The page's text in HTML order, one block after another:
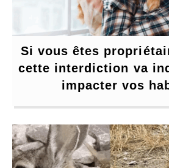
Si vous êtes
cette interdiction va
impacter vos